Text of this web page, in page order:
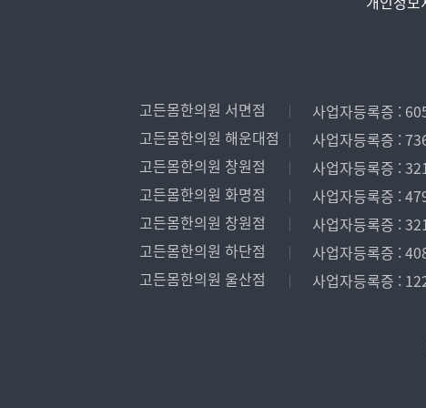
고든몸한의원 서면점 사업자등록증 :
고든몸한의원 해운대점
사업자등록증 :
고든몸한의원 창원점
사업자등록증 :
고든몸한의원 화명점
사업자등록증 :
고든몸한의원 창원점
사업자등록증 :
고든몸한의원 하단점
사업자등록증 :
고든몸한의원 울산점
사업자등록증 :